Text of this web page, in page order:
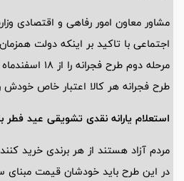
مشاور معاون امور رفاهی و اقتصادی
اجتماعی با تاکید بر اینکه دولت
مرحله دوم طرح
طرح فجرانه هر کالا اعتبار خاص خودش
استعلام یارانه نقدی تشویقی عید
مردم آزاد هستند از هر برندی خرید
در این طرح باید خودشان قیمت مبنای